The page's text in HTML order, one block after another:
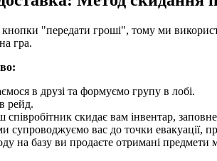
"передати гроші", тому ми
гра.
в друзі та формуємо групу в лобі.
рейд.
співробітник скидає вам інвентар,
супроводжуємо вас до точки евакуації,
на базу ви продаєте отримані